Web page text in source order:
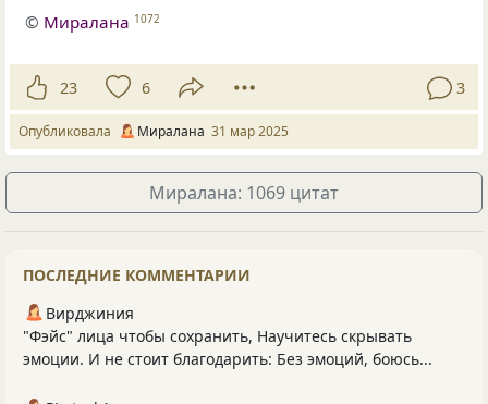
© Миралана 1072
23 6 3
Опубликовала Миралана 31 мар 2025
Миралана: 1069 цитат
ПОСЛЕДНИЕ КОММЕНТАРИИ
Вирджиния
"Фэйс" лица чтобы сохранить, Научитесь скрывать
эмоции. И не стоит благодарить: Без эмоций, боюсь...